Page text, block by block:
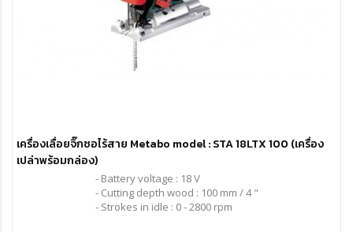
เครื่องเลื่อยจิ๊กซอไร้สาย Metabo model : STA 18LTX 100 (เครื่อง
เปล่าพร้อมกล่อง)
- Battery voltage : 18 V
- Cutting depth wood : 100 mm / 4 "
- Strokes in idle : 0 - 2800 rpm